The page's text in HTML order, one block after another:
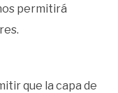
permitirá
que la capa de